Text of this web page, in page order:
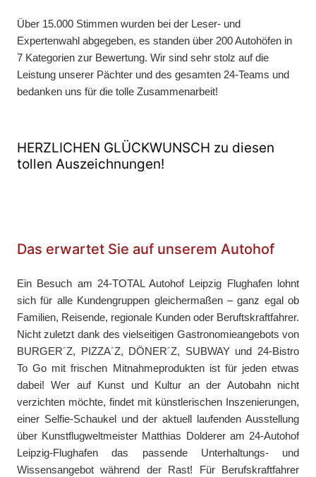
Über 15.000 Stimmen wurden bei der Leser- und
Expertenwahl abgegeben, es standen über 200 Autohöfen in
7 Kategorien zur Bewertung. Wir sind sehr stolz auf die
Leistung unserer Pächter und des gesamten 24-Teams und
bedanken uns für die tolle Zusammenarbeit!
HERZLICHEN GLÜCKWUNSCH zu diesen
tollen Auszeichnungen!
Das erwartet Sie auf unserem Autohof
Ein Besuch am 24-TOTAL Autohof Leipzig Flughafen lohnt
sich für alle Kundengruppen gleichermaßen – ganz egal ob
Familien, Reisende, regionale Kunden oder Beruftskraftfahrer.
Nicht zuletzt dank des vielseitigen Gastronomieangebots von
BURGER´Z, PIZZA´Z, DÖNER´Z, SUBWAY und 24-Bistro
To Go mit frischen Mitnahmeprodukten ist für jeden etwas
dabei! Wer auf Kunst und Kultur an der Autobahn nicht
verzichten möchte, findet mit künstlerischen Inszenierungen,
einer Selfie-Schaukel und der aktuell laufenden Ausstellung
über Kunstflugweltmeister Matthias Dolderer am 24-Autohof
Leipzig-Flughafen das passende Unterhaltungs- und
Wissensangebot während der Rast! Für Berufskraftfahrer